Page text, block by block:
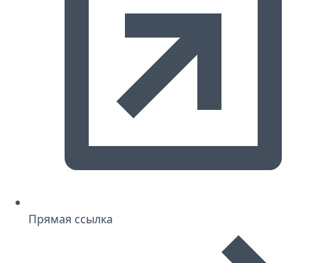
Прямая ссылка